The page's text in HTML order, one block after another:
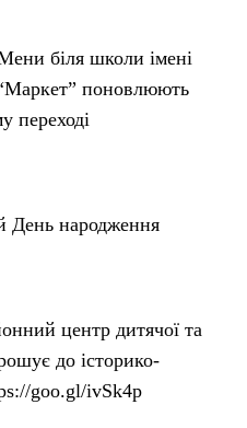
біля школи імені
поновлюють
переході
День народження
центр дитячої та
до історико-
goo.gl/ivSk4p